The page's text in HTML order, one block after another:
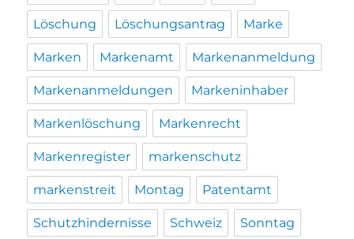
Löschung Löschungsantrag Marke
Marken Markenamt Markenanmeldung
Markenanmeldungen Markeninhaber
Markenlöschung Markenrecht
Markenregister markenschutz
markenstreit Montag Patentamt
Schutzhindernisse Schweiz Sonntag